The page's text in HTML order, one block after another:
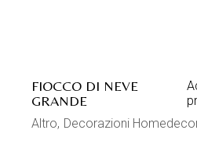
FIOCCO DI NEVE
GRANDE
Altro Decorazioni